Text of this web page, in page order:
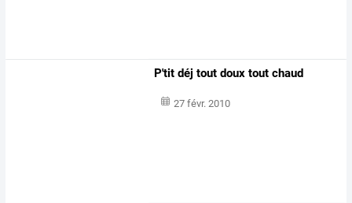
P'tit déj tout doux tout chaud
27 févr. 2010